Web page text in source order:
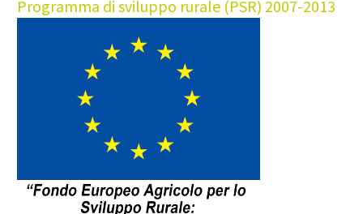
Programma di sviluppo rurale (PSR) 2007-2013